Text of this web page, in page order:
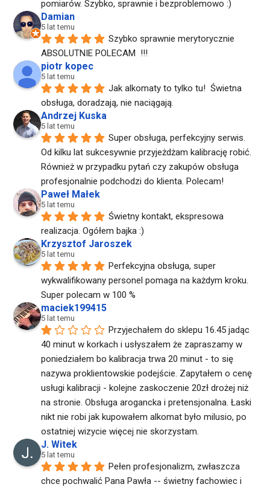
pomiarów. Szybko, sprawnie i bezproblemowo :)
Damian
5 lat temu
Szybko sprawnie merytorycznie
ABSOLUTNIE POLECAM  !!!
piotr kopec
5 lat temu
Jak alkomaty to tylko tu!  Świetna
obsługa, doradzają, nie naciągają.
Andrzej Kuska
5 lat temu
Super obsługa, perfekcyjny serwis.
Od kilku lat sukcesywnie przyjeżdżam kalibrację robić.
Również w przypadku pytań czy zakupów obsługa
profesjonalnie podchodzi do klienta. Polecam!
Paweł Małek
5 lat temu
Świetny kontakt, ekspresowa
realizacja. Ogółem bajka :)
Krzysztof Jaroszek
5 lat temu
Perfekcyjna obsługa, super
wykwalifikowany personel pomaga na każdym kroku.
Super polecam w 100 %
maciek199415
5 lat temu
Przyjechałem do sklepu 16.45 jadąc
40 minut w korkach i usłyszałem że zapraszamy w
poniedziałem bo kalibracja trwa 20 minut - to się
nazywa proklientowskie podejście. Zapytałem o cenę
usługi kalibracji - kolejne zaskoczenie 20zł drożej niż
na stronie. Obsługa arogancka i pretensjonalna. Łaski
nikt nie robi jak kupowałem alkomat było milusio, po
ostatniej wizycie więcej nie skorzystam.
J. Witek
5 lat temu
Pełen profesjonalizm, zwłaszcza
chce pochwalić Pana Pawła -- świetny fachowiec i